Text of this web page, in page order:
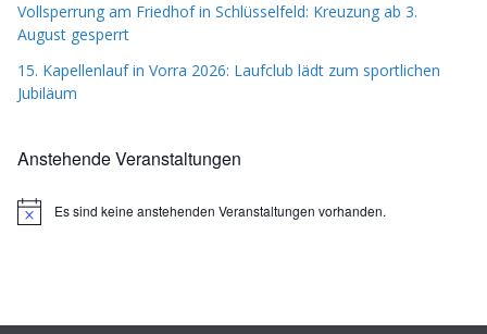
Vollsperrung am Friedhof in Schlüsselfeld: Kreuzung ab 3.
August gesperrt
15. Kapellenlauf in Vorra 2026: Laufclub lädt zum sportlichen
Jubiläum
Anstehende Veranstaltungen
H
s
Es sind keine anstehenden Veranstaltungen vorhanden.